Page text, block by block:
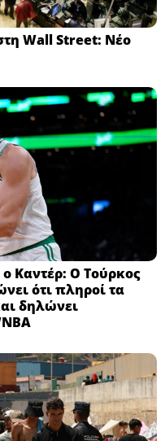
Wall Street: Νέο
Καντέρ: Ο Τούρκος
ότι πληροί τα
δηλώνει